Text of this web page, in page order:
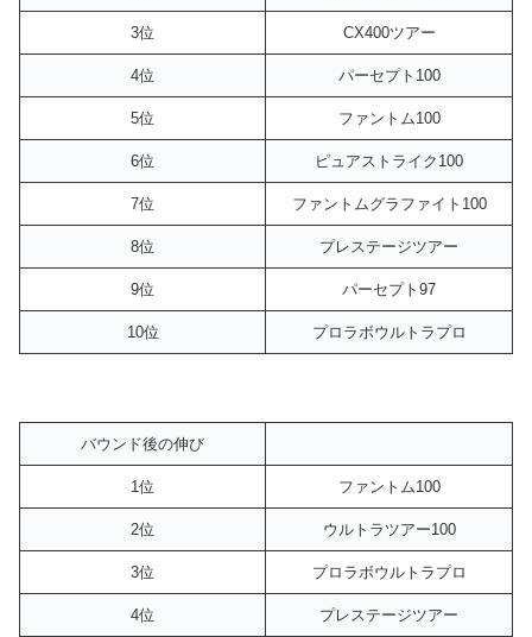
3位 CX400ツアー
4位 パーセプト100
5位 ファントム100
6位 ピュアストライク100
7位 ファントムグラファイト100
8位 プレステージツアー
9位 パーセプト97
10位 プロラボウルトラプロ
バウンド後の伸び
1位 ファントム100
2位 ウルトラツアー100
3位 プロラボウルトラプロ
4位 プレステージツアー